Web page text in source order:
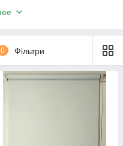
робота з нами. Ми
від тканини, і від
згідно з
відбуваються у
декларацій
0 Фільтри